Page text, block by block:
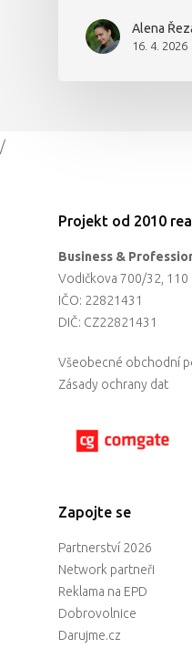
Alena
16. 4. 2026
/
Projekt od 2010
Business &
Vodičkova 700/32, 110
IČO: 22821431
DIČ: CZ22821431
Všeobecné obchodní
Zásady ochrany dat
Zapojte se
Partnerství 2026
Network partneři
Reklama na EPD
Dobrovolnice
Darujme.cz